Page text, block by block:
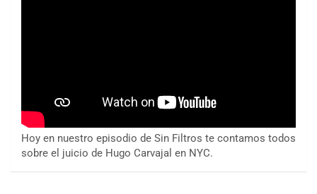
Hoy en nuestro episodio de Sin Filtros te contamos todos
sobre el juicio de Hugo Carvajal en NYC.